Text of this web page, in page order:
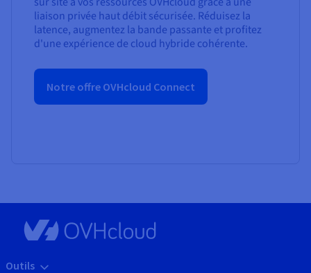
liaison privée haut débit sécurisée. Réduisez la
latence, augmentez la bande passante et profitez
d'une expérience de cloud hybride cohérente.
Notre offre OVHcloud Connect
Outils